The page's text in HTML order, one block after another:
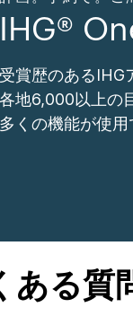
IHG®
受賞歴のあるIHG
各地6,000以上の
多くの機能が使
ある質